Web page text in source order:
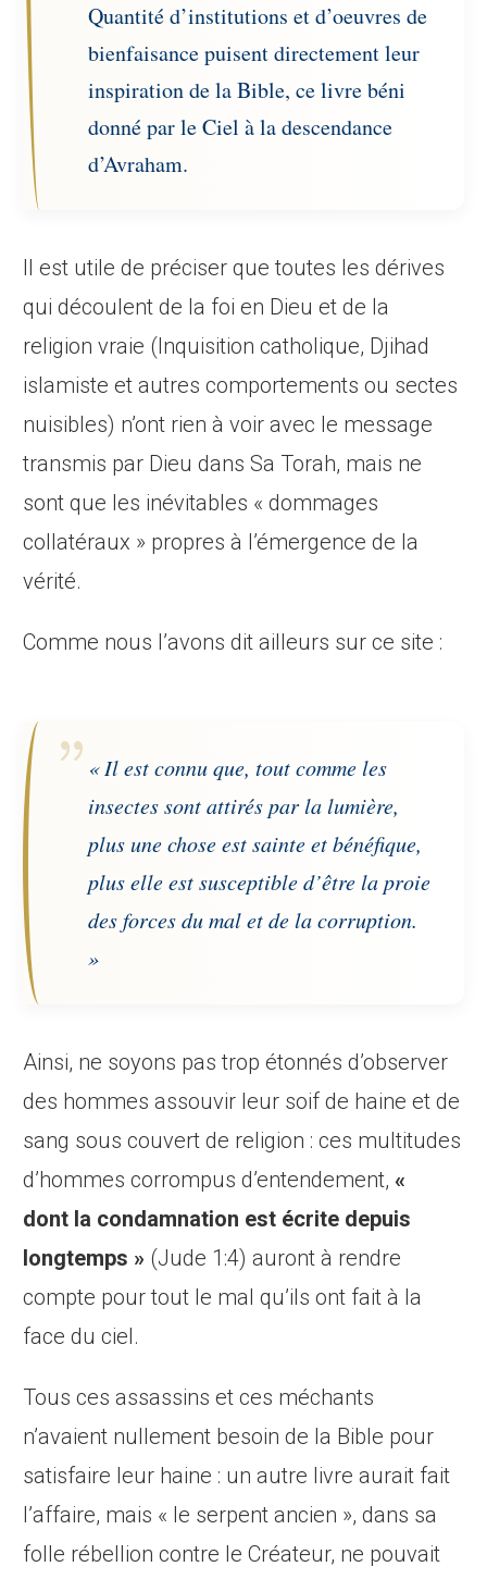
Quantité d’institutions et d’oeuvres de
bienfaisance puisent directement leur
inspiration de la Bible, ce livre béni
donné par le Ciel à la descendance
d’Avraham.
Il est utile de préciser que toutes les dérives
qui découlent de la foi en Dieu et de la
religion vraie (Inquisition catholique, Djihad
islamiste et autres comportements ou sectes
nuisibles) n’ont rien à voir avec le message
transmis par Dieu dans Sa Torah, mais ne
sont que les inévitables « dommages
collatéraux » propres à l’émergence de la
vérité.
Comme nous l’avons dit ailleurs sur ce site :
« Il est connu que, tout comme les
insectes sont attirés par la lumière,
plus une chose est sainte et bénéfique,
plus elle est susceptible d’être la proie
des forces du mal et de la corruption.
»
Ainsi, ne soyons pas trop étonnés d’observer
des hommes assouvir leur soif de haine et de
sang sous couvert de religion : ces multitudes
d’hommes corrompus d’entendement,«
dont la condamnation est écrite depuis
longtemps » (Jude 1:4) auront à rendre
compte pour tout le mal qu’ils ont fait à la
face du ciel.
Tous ces assassins et ces méchants
n’avaient nullement besoin de la Bible pour
satisfaire leur haine : un autre livre aurait fait
l’affaire, mais « le serpent ancien », dans sa
folle rébellion contre le Créateur, ne pouvait